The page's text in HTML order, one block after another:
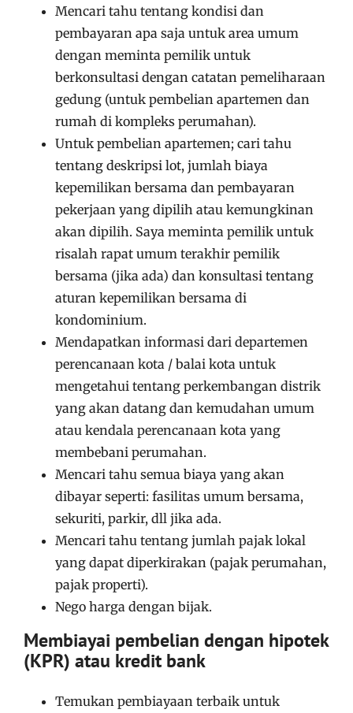
Mencari tahu tentang kondisi dan
pembayaran apa saja untuk area umum
dengan meminta pemilik untuk
berkonsultasi dengan catatan pemeliharaan
gedung (untuk pembelian apartemen dan
rumah di kompleks perumahan).
Untuk pembelian apartemen; cari tahu
tentang deskripsi lot, jumlah biaya
kepemilikan bersama dan pembayaran
pekerjaan yang dipilih atau kemungkinan
akan dipilih. Saya meminta pemilik untuk
risalah rapat umum terakhir pemilik
bersama (jika ada) dan konsultasi tentang
aturan kepemilikan bersama di
kondominium.
Mendapatkan informasi dari departemen
perencanaan kota / balai kota untuk
mengetahui tentang perkembangan distrik
yang akan datang dan kemudahan umum
atau kendala perencanaan kota yang
membebani perumahan.
Mencari tahu semua biaya yang akan
dibayar seperti: fasilitas umum bersama,
sekuriti, parkir, dll jika ada.
Mencari tahu tentang jumlah pajak lokal
yang dapat diperkirakan (pajak perumahan,
pajak properti).
Nego harga dengan bijak.
Membiayai pembelian dengan hipotek
(KPR) atau kredit bank
Temukan pembiayaan terbaik untuk